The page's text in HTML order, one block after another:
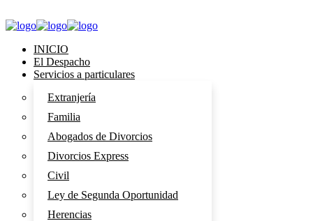
INICIO
El Despacho
Servicios a particulares
Extranjería
Familia
Abogados de Divorcios
Divorcios Express
Civil
Ley de Segunda Oportunidad
Herencias